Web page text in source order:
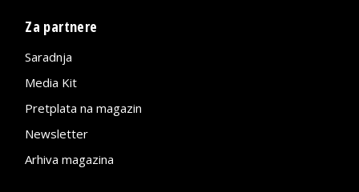
Za partnere
Saradnja
Media Kit
Pretplata na magazin
Newsletter
Arhiva magazina